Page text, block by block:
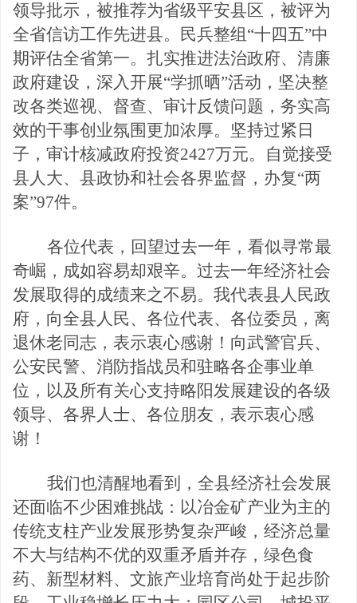
领导批示，被推荐为省级平安县区，被评为
全省信访工作先进县。民兵整组“十四五”中
期评估全省第一。扎实推进法治政府、清廉
政府建设，深入开展“学抓晒”活动，坚决整
改各类巡视、督查、审计反馈问题，务实高
效的干事创业氛围更加浓厚。坚持过紧日
子，审计核减政府投资2427万元。自觉接受
县人大、县政协和社会各界监督，办复“两
案”97件。
各位代表，回望过去一年，看似寻常最
奇崛，成如容易却艰辛。过去一年经济社会
发展取得的成绩来之不易。我代表县人民政
府，向全县人民、各位代表、各位委员，离
退休老同志，表示衷心感谢！向武警官兵、
公安民警、消防指战员和驻略各企事业单
位，以及所有关心支持略阳发展建设的各级
领导、各界人士、各位朋友，表示衷心感
谢！
我们也清醒地看到，全县经济社会发展
还面临不少困难挑战：以冶金矿产业为主的
传统支柱产业发展形势复杂严峻，经济总量
不大与结构不优的双重矛盾并存，绿色食
药、新型材料、文旅产业培育尚处于起步阶